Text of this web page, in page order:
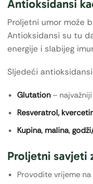
Antioksidansi
Proljetni umor može
Antioksidansi su tu
energije i slabijeg
Sljedeći
Glutation –
Resveratrol,
Kupina, malina,
Proljetni savjeti
Provodite vrijeme na